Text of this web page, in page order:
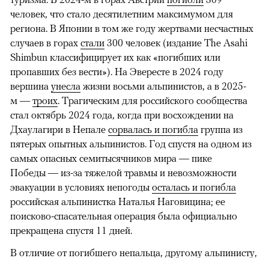
человек, что стало десятилетним максимумом для
региона. В Японии в том же году жертвами несчастных
случаев в горах стали 300 человек (издание The Asahi
Shimbun классифицирует их как «погибших или
пропавших без вести»). На Эвересте в 2024 году
вершина унесла жизни восьми альпинистов, а в 2025-
м — троих. Трагическим для российского сообщества
стал октябрь 2024 года, когда при восхождении на
Дхаулагири в Непале сорвалась и погибла группа из
пятерых опытных альпинистов. Год спустя на одном из
самых опасных семитысячников мира — пике
Победы — из-за тяжелой травмы и невозможности
эвакуации в условиях непогоды осталась и погибла
российская альпинистка Наталья Наговицина; ее
поисково-спасательная операция была официально
прекращена спустя 11 дней.
В отличие от погибшего непальца, другому альпинисту,